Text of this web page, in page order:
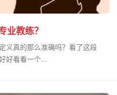
业教练？
义真的那么准确吗？看了这段
好看看一个...